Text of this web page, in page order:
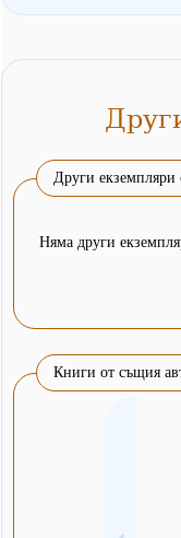
Други екземпляри
Няма други
Книги от същия